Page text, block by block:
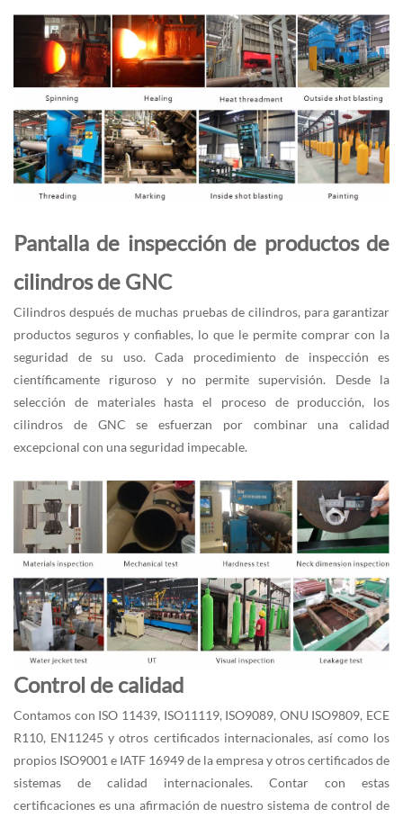
Pantalla de inspección de productos de
cilindros de GNC
Cilindros después de muchas pruebas de cilindros, para garantizar
productos seguros y confiables, lo que le permite comprar con la
seguridad de su uso. Cada procedimiento de inspección es
científicamente riguroso y no permite supervisión. Desde la
selección de materiales hasta el proceso de producción, los
cilindros de GNC se esfuerzan por combinar una calidad
excepcional con una seguridad impecable.
Control de calidad
Contamos con ISO 11439, ISO11119, ISO9089, ONU ISO9809, ECE
R110, EN11245 y otros certificados internacionales, así como los
propios ISO9001 e IATF 16949 de la empresa y otros certificados de
sistemas de calidad internacionales. Contar con estas
certificaciones es una afirmación de nuestro sistema de control de